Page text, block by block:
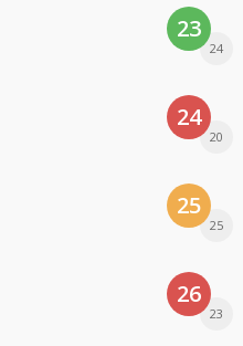
23
24
24
20
25
25
26
23